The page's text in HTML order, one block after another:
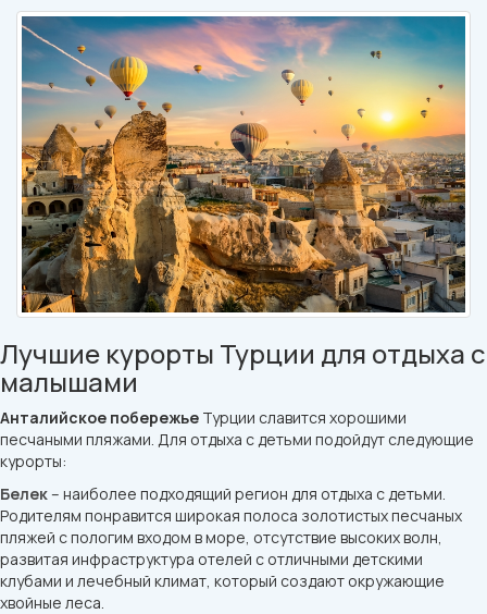
Лучшие курорты Турции для отдыха с
малышами
Анталийское побережье Турции славится хорошими
песчаными пляжами. Для отдыха с детьми подойдут следующие
курорты:
Белек– наиболее подходящий регион для отдыха с детьми.
Родителям понравится широкая полоса золотистых песчаных
пляжей с пологим входом в море, отсутствие высоких волн,
развитая инфраструктура отелей с отличными детскими
клубами и лечебный климат, который создают окружающие
хвойные леса.